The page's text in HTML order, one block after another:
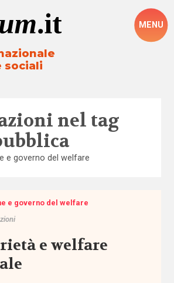
sociali
MENU
nel tag
e governo del welfare
e governo del welfare
e welfare